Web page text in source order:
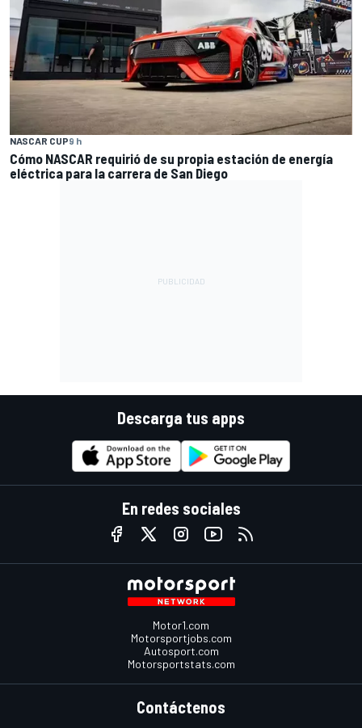
NASCAR CUP9 h
Cómo NASCAR requirió de su propia estación de energía
eléctrica para la carrera de San Diego
Descarga tus apps
En redes sociales
Motor1.com
Motorsportjobs.com
Autosport.com
Motorsportstats.com
Contáctenos